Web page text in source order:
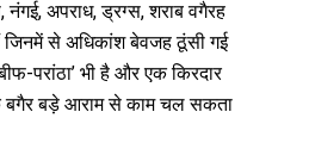
अपराध, ड्रग्स, शराब वगैरह
जिनमें से अधिकांश बेवजह ठूंसी गई
परांठा’ भी है और एक किरदार
बगैर बड़े आराम से काम चल सकता